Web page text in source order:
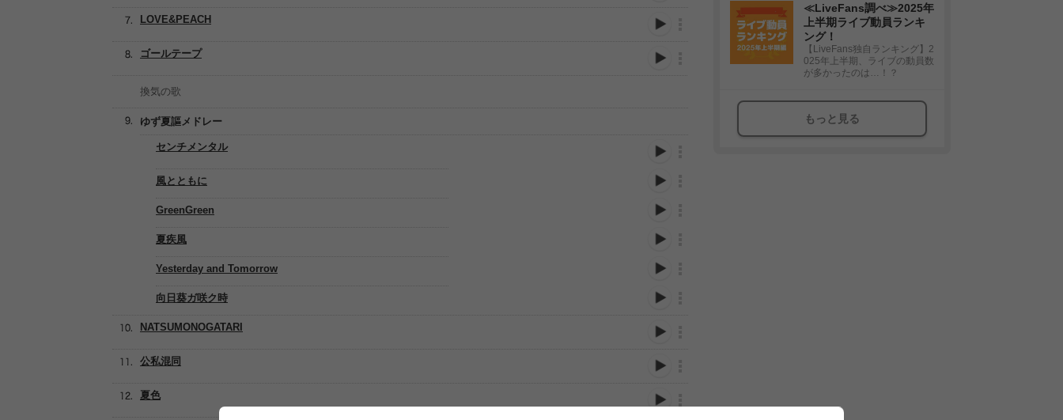
LOVE&PEACH
ゴールテープ
換気の歌
ゆず夏謳メドレー
センチメンタル
風とともに
GreenGreen
夏疾風
Yesterday and Tomorrow
向日葵ガ咲ク時
NATSUMONOGATARI
公私混同
夏色
≪LiveFans調べ≫2025年
上半期ライブ動員ランキ
ング！
【LiveFans独自ランキング】2
025年上半期、ライブの動員数
が多かったのは…！？
もっと見る